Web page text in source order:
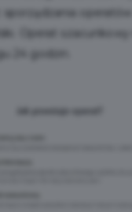
sporządzania
Operat
24 godzin.